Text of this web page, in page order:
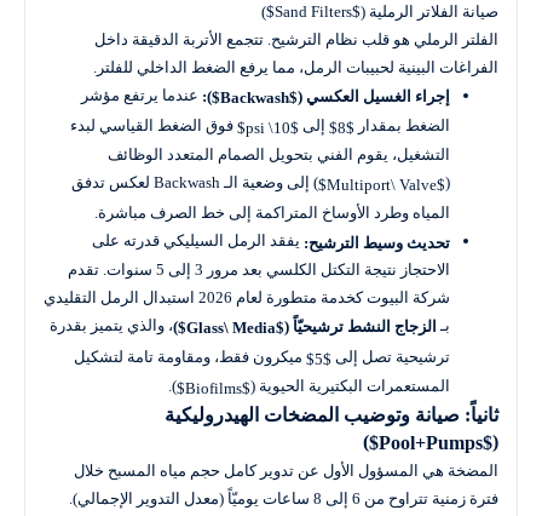
صيانة الفلاتر الرملية ($Sand Filters$)
الفلتر الرملي هو قلب نظام الترشيح. تتجمع الأتربة الدقيقة داخل
الفراغات البينية لحبيبات الرمل، مما يرفع الضغط الداخلي للفلتر.
إجراء الغسيل العكسي ($Backwash$
): عندما يرتفع مؤشر
الضغط بمقدار $8$ إلى $10\ psi$
فوق الضغط القياسي لبدء
التشغيل، يقوم الفني بتحويل الصمام المتعدد الوظائف
(
$Multiport\ Valve$
) إلى وضعية الـ Backwash لعكس تدفق
المياه وطرد الأوساخ المتراكمة إلى خط الصرف مباشرة.
تحديث وسيط الترشيح: يفقد الرمل السيليكي قدرته على
الاحتجاز نتيجة التكتل الكلسي بعد مرور 3 إلى 5 سنوات. تقدم
شركة البيوت كخدمة متطورة لعام 2026 استبدال الرمل التقليدي
بـ الزجاج النشط ترشيحيّاً ($Glass\ Media$
)، والذي يتميز بقدرة
ترشيحية تصل إلى $5$
ميكرون فقط، ومقاومة تامة لتشكيل
المستعمرات البكتيرية الحيوية ($Biofilms$
).
ثانياً: صيانة وتوضيب المضخات الهيدروليكية
(
$Pool+Pumps$
)
المضخة هي المسؤول الأول عن تدوير كامل حجم مياه المسبح خلال
فترة زمنية تتراوح من 6 إلى 8 ساعات يوميّاً (معدل التدوير الإجمالي).